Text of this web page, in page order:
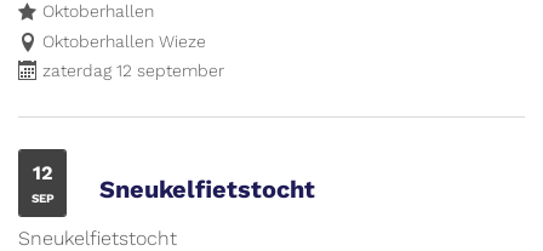
Oktoberhallen
Oktoberhallen Wieze
zaterdag 12 september
ZA
12
SEP Sneukelfietstocht
Sneukelfietstocht